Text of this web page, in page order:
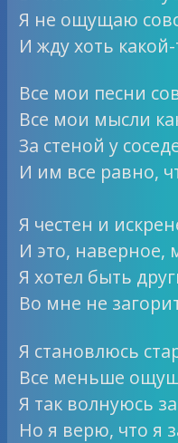
Я не ощущаю
И жду хоть какой-
Все мои песни
Все мои мысли
За стеной у
И им все равно,
Я честен и
И это, наверное,
Я хотел быть
Во мне не
Я становлюсь
Все меньше
Я так волнуюсь
Но я верю, что я